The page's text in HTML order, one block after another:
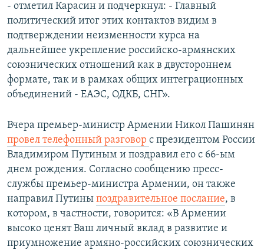
- отметил Карасин и подчеркнул: - Главный
политический итог этих контактов видим в
подтверждении неизменности курса на
дальнейшее укрепление российско-армянских
союзнических отношений как в двустороннем
формате, так и в рамках общих интеграционных
объединений - ЕАЭС, ОДКБ, СНГ».
Вчера премьер-министр Армении Никол Пашинян
провел телефонный разговор с президентом России
Владимиром Путиным и поздравил его с 66-ым
днем рождения. Согласно сообщению пресс-
службы премьер-министра Армении, он также
направил Путины поздравительное послание, в
котором, в частности, говорится: «В Армении
высоко ценят Ваш личный вклад в развитие и
приумножение армяно-российских союзнических